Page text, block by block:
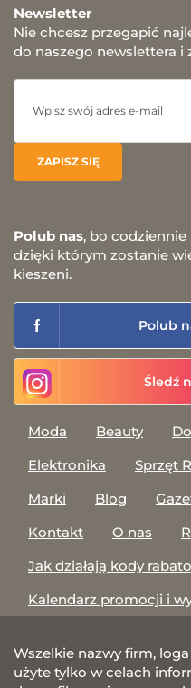
Newsletter
Nie chcesz przegapić
do naszego newslettera i
Polub nas, bo
dzięki którym zostanie
kieszeni.
Polub
Śledź
Moda Beauty
Elektronika
Sprzęt
Marki
Blog
Kontakt
O nas
Jak działają kody
Kalendarz promocji i
Wszelkie nazwy firm,
użyte tylko w celach